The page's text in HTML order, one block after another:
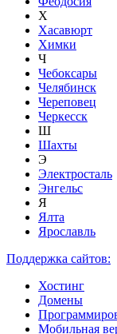
Х
Хасавюрт
Химки
Ч
Чебоксары
Челябинск
Череповец
Черкесск
Ш
Шахты
Э
Электросталь
Энгельс
Я
Ялта
Ярославль
Поддержка сайтов:
Хостинг
Домены
Мобильная